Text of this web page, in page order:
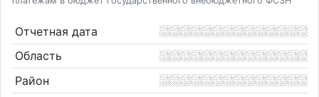
Отчетная дата
Область
Район